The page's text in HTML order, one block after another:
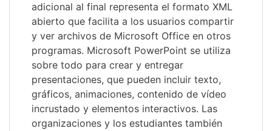
adicional al final representa el formato XML
abierto que facilita a los usuarios compartir
y ver archivos de Microsoft Office en otros
programas. Microsoft PowerPoint se utiliza
sobre todo para crear y entregar
presentaciones, que pueden incluir texto,
gráficos, animaciones, contenido de vídeo
incrustado y elementos interactivos. Las
organizaciones y los estudiantes también